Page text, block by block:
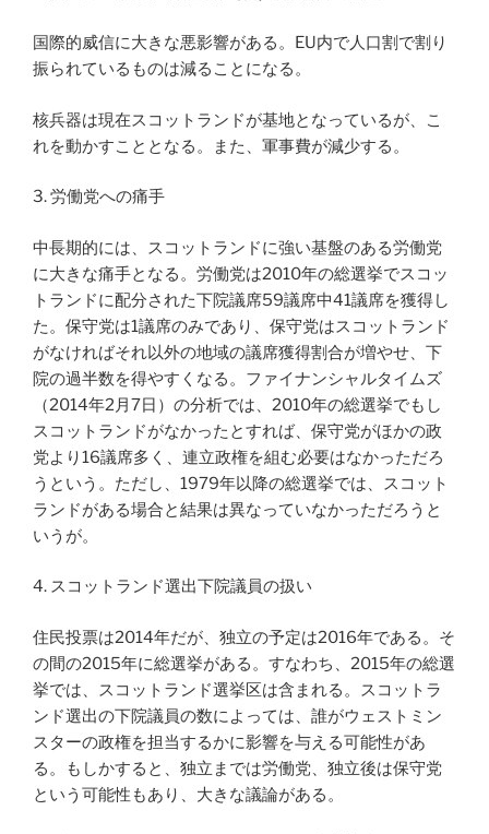
国際的威信に大きな悪影響がある。EU内で人口割で割り
振られているものは減ることになる。
核兵器は現在スコットランドが基地となっているが、こ
れを動かすこととなる。また、軍事費が減少する。
3. 労働党への痛手
中長期的には、スコットランドに強い基盤のある労働党
に大きな痛手となる。労働党は2010年の総選挙でスコッ
トランドに配分された下院議席59議席中41議席を獲得し
た。保守党は1議席のみであり、保守党はスコットランド
がなければそれ以外の地域の議席獲得割合が増やせ、下
院の過半数を得やすくなる。ファイナンシャルタイムズ
（2014年2月7日）の分析では、2010年の総選挙でもし
スコットランドがなかったとすれば、保守党がほかの政
党より16議席多く、連立政権を組む必要はなかっただろ
うという。ただし、1979年以降の総選挙では、スコット
ランドがある場合と結果は異なっていなかっただろうと
いうが。
4. スコットランド選出下院議員の扱い
住民投票は2014年だが、独立の予定は2016年である。そ
の間の2015年に総選挙がある。すなわち、2015年の総選
挙では、スコットランド選挙区は含まれる。スコットラ
ンド選出の下院議員の数によっては、誰がウェストミン
スターの政権を担当するかに影響を与える可能性があ
る。もしかすると、独立までは労働党、独立後は保守党
という可能性もあり、大きな議論がある。